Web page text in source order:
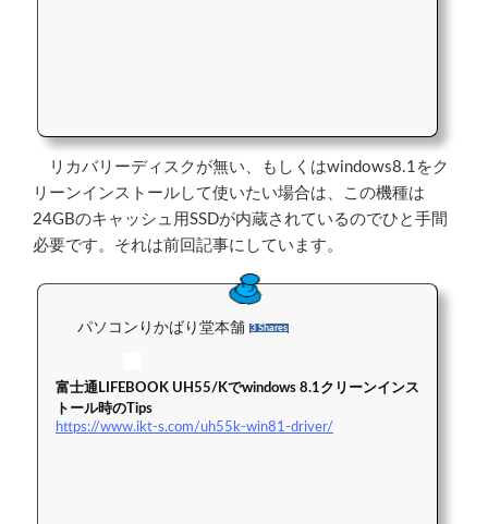
リカバリーディスクが無い、もしくはwindows8.1をク
リーンインストールして使いたい場合は、この機種は
24GBのキャッシュ用SSDが内蔵されているのでひと手間
必要です。それは前回記事にしています。
パソコンりかばり堂本舗 3 Shares
富士通LIFEBOOK UH55/Kでwindows 8.1クリーンインス
トール時のTips
https://www.ikt-s.com/uh55k-win81-driver/